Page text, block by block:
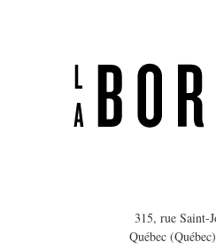
315, rue Saint-
Québec